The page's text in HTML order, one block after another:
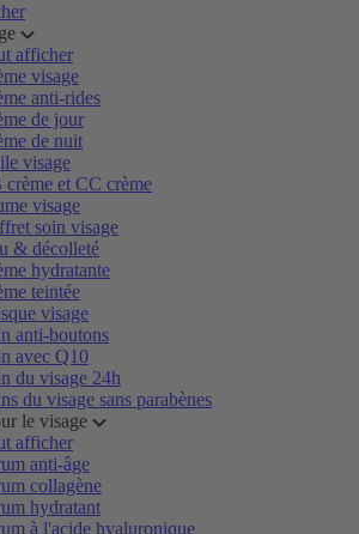
afficher
visage
anti-rides
de jour
de nuit
visage
crème et CC crème
visage
soin visage
& décolleté
hydratante
teintée
visage
anti-boutons
avec Q10
du visage 24h
du visage sans parabènes
le visage
afficher
anti-âge
collagène
hydratant
à l'acide hyaluronique